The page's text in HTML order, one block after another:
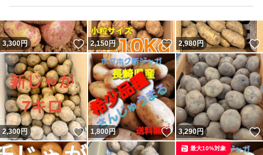
3,300円 いいね！
2,150円 いいね！
2,980円
2,300円 いいね！
1,800 円 いいね！
3,290円
最大10%対象